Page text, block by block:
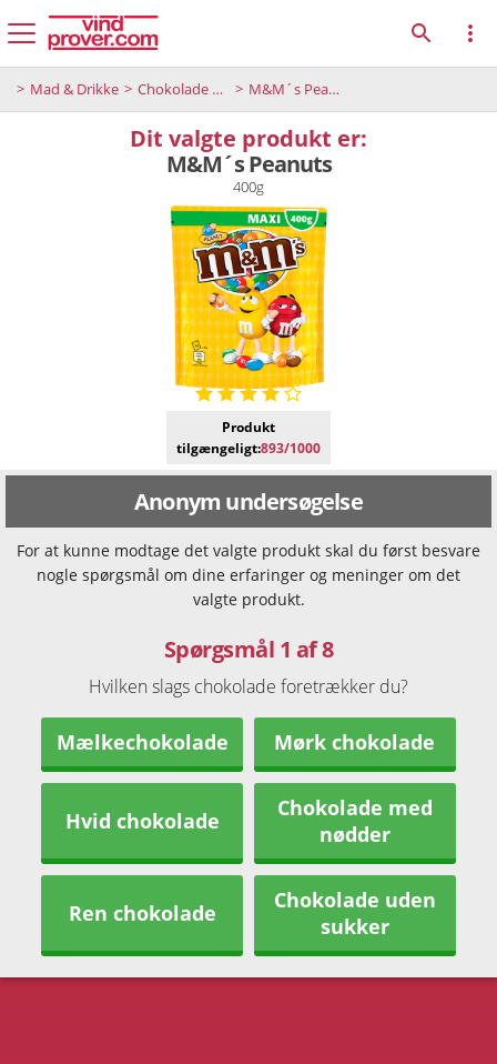
Mad & Drikke Chokolade og desserter M&M´s Peanuts
Dit valgte produkt er:
M&M´s Peanuts
400g
Produkt
tilgængeligt:893/1000
Anonym undersøgelse
For at kunne modtage det valgte produkt skal du først besvare
nogle spørgsmål om dine erfaringer og meninger om det
valgte produkt.
Spørgsmål 1 af 8
Hvilken slags chokolade foretrækker du?
Mælkechokolade Mørk chokolade
Hvid chokolade
Chokolade med
nødder
Ren chokolade
Chokolade uden
sukker